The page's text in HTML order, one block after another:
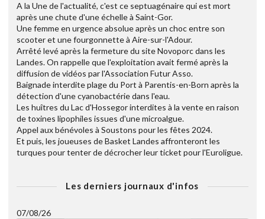
A la Une de l'actualité, c'est ce septuagénaire qui est mort
après une chute d'une échelle à Saint-Gor.
Une femme en urgence absolue après un choc entre son
scooter et une fourgonnette à Aire-sur-l'Adour.
Arrêté levé après la fermeture du site Novoporc dans les
Landes. On rappelle que l'exploitation avait fermé après la
diffusion de vidéos par l'Association Futur Asso.
Baignade interdite plage du Port à Parentis-en-Born après la
détection d'une cyanobactérie dans l'eau.
Les huîtres du Lac d'Hossegor interdites à la vente en raison
de toxines lipophiles issues d'une microalgue.
Appel aux bénévoles à Soustons pour les fêtes 2024.
Et puis, les joueuses de Basket Landes affronteront les
turques pour tenter de décrocher leur ticket pour l'Euroligue.
Les derniers journaux d'infos
07/08/26